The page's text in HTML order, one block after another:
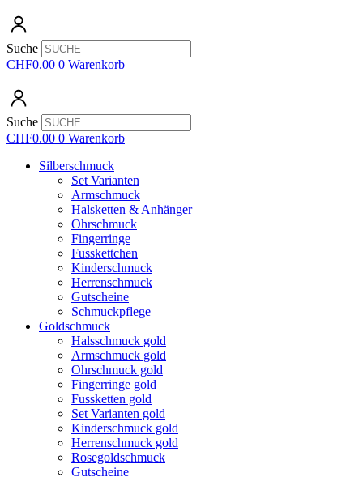
Suche
CHF0.00 0 Warenkorb
Suche
CHF0.00 0 Warenkorb
Silberschmuck
Set Varianten
Armschmuck
Halsketten & Anhänger
Ohrschmuck
Fingerringe
Fusskettchen
Kinderschmuck
Herrenschmuck
Gutscheine
Schmuckpflege
Goldschmuck
Halsschmuck gold
Armschmuck gold
Ohrschmuck gold
Fingerringe gold
Fussketten gold
Set Varianten gold
Kinderschmuck gold
Herrenschmuck gold
Rosegoldschmuck
Gutscheine